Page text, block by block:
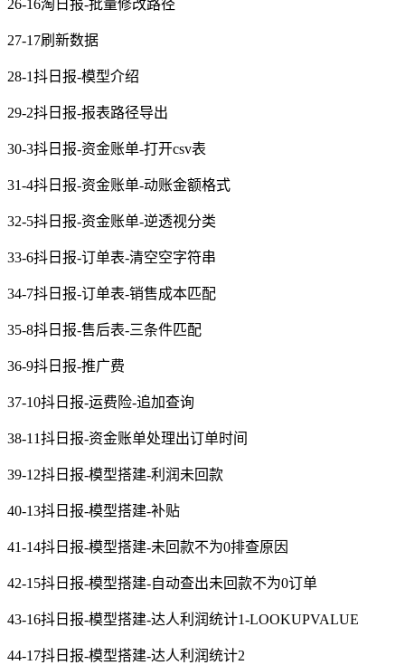
26-16淘日报-批量修改路径
27-17刷新数据
28-1抖日报-模型介绍
29-2抖日报-报表路径导出
30-3抖日报-资金账单-打开csv表
31-4抖日报-资金账单-动账金额格式
32-5抖日报-资金账单-逆透视分类
33-6抖日报-订单表-清空空字符串
34-7抖日报-订单表-销售成本匹配
35-8抖日报-售后表-三条件匹配
36-9抖日报-推广费
37-10抖日报-运费险-追加查询
38-11抖日报-资金账单处理出订单时间
39-12抖日报-模型搭建-利润未回款
40-13抖日报-模型搭建-补贴
41-14抖日报-模型搭建-未回款不为0排查原因
42-15抖日报-模型搭建-自动查出未回款不为0订单
43-16抖日报-模型搭建-达人利润统计1-LOOKUPVALUE
44-17抖日报-模型搭建-达人利润统计2